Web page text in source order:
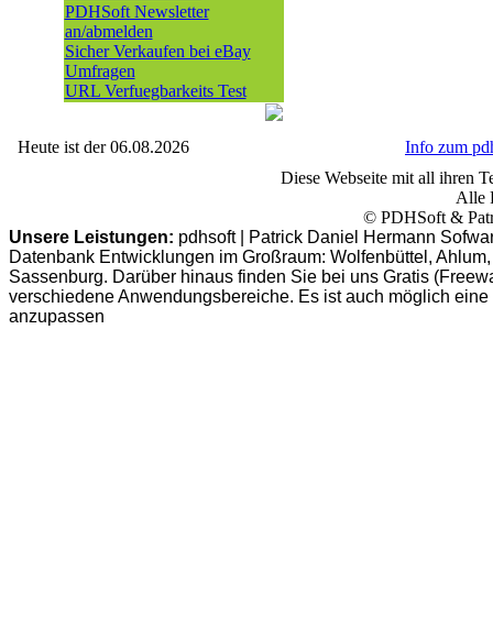
PDHSoft Newsletter
an/abmelden
Sicher Verkaufen bei eBay
Umfragen
URL Verfuegbarkeits Test
Heute ist der 06.08.2026
Info zum
Diese Webseite mit all ihren
Alle
© PDHSoft &
Unsere Leistungen: pdhsoft | Patrick Daniel Hermann
Datenbank Entwicklungen im Großraum: Wolfenbüttel,
Sassenburg. Darüber hinaus finden Sie bei uns Gratis
verschiedene Anwendungsbereiche. Es ist auch möglich
anzupassen